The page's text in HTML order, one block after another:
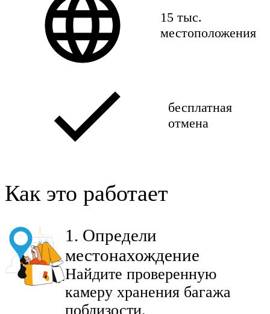
15 тыс.
местоположения
бесплатная
отмена
Как это работает
1 . Определи
местонахождение
Найдите проверенную
камеру хранения багажа
поблизости.